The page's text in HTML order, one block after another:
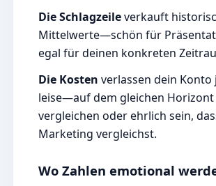
Die Schlagzeileverkauft
Mittelwerte—schön für
egal für deinen konkreten
Die Kosten verlassen dein Konto
leise—auf dem gleichen Horizont
vergleichen oder ehrlich sein,
Marketing vergleichst.
Wo Zahlen emotional